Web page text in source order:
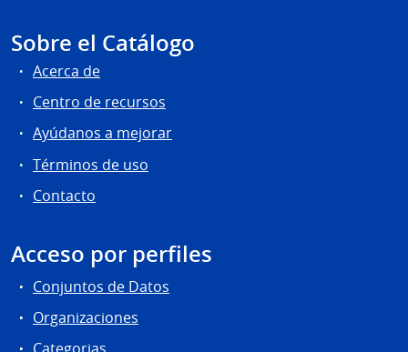
Sobre el Catálogo
Acerca de
Centro de recursos
Ayúdanos a mejorar
Términos de uso
Contacto
Acceso por perfiles
Conjuntos de Datos
Organizaciones